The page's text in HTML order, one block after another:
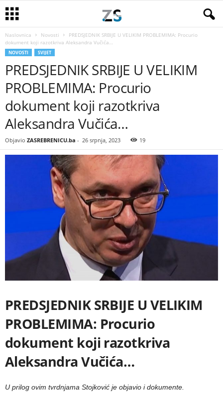
Naslovnica Novosti
PREDSJEDNIK SRBIJE U VELIKIM PROBLEMIMA: Procurio
dokument koji razotkriva Aleksandra Vučića…
NOVOSTI SVIJET
PREDSJEDNIK SRBIJE U VELIKIM
PROBLEMIMA: Procurio
dokument koji razotkriva
Aleksandra Vučića…
Objavio ZASREBRENICU.ba - 26 srpnja, 2023 19
PREDSJEDNIK SRBIJE U VELIKIM
PROBLEMIMA: Procurio
dokument koji razotkriva
Aleksandra Vučića…
U prilog ovim tvrdnjama Stojković je objavio i dokumente.